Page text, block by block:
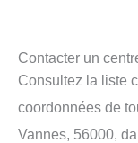
Contacter un
Consultez la liste
coordonnées de
Vannes, 56000,